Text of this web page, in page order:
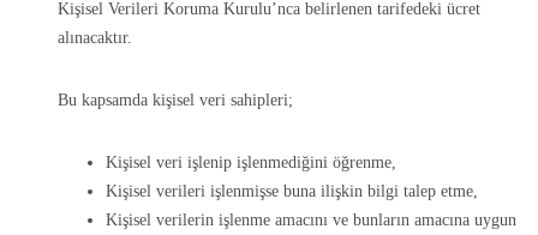
Kişisel Verileri Koruma Kurulu’nca belirlenen tarifedeki ücret
alınacaktır.
Bu kapsamda kişisel veri sahipleri;
Kişisel veri işlenip işlenmediğini öğrenme,
Kişisel verileri işlenmişse buna ilişkin bilgi talep etme,
Kişisel verilerin işlenme amacını ve bunların amacına uygun